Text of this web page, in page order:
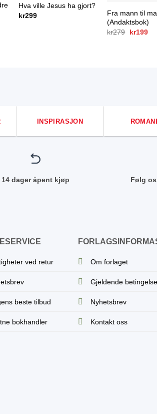
Hva ville Jesus ha gjort?
kr299
Fra mann til
(Andaktsbok)
kr279 kr199
INSPIRASJON
14 dager åpent kjøp Følg
ved retur
beste tilbud
bokhandler
Om forlaget
Gjeldende
Nyhetsbrev
Kontakt oss